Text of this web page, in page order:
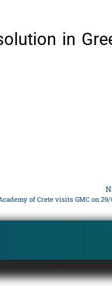
in
of Crete visits GMC on 29/